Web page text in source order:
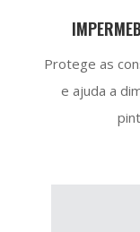
Protege as
e ajuda a